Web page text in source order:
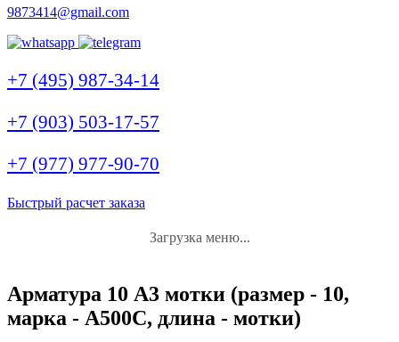
9873414@gmail.com
+7 (495) 987-34-14
+7 (903) 503-17-57
+7 (977) 977-90-70
Быстрый расчет заказа
Загрузка меню...
Арматура 10 А3 мотки (размер - 10,
марка - А500С, длина - мотки)